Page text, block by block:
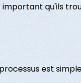
important qu'ils
est